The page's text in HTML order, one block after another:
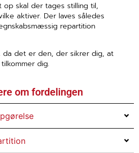
skal der tages stilling til,
aktiver. Der laves således
repartition
da det er den, der sikrer dig, at
dig.
om fordelingen